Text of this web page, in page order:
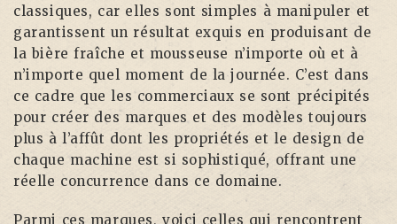
classiques, car elles sont simples à manipuler et
garantissent un résultat exquis en produisant de
la bière fraîche et mousseuse n’importe où et à
n’importe quel moment de la journée. C’est dans
ce cadre que les commerciaux se sont précipités
pour créer des marques et des modèles toujours
plus à l’affût dont les propriétés et le design de
chaque machine est si sophistiqué, offrant une
réelle concurrence dans ce domaine.
Parmi ces marques, voici celles qui rencontrent